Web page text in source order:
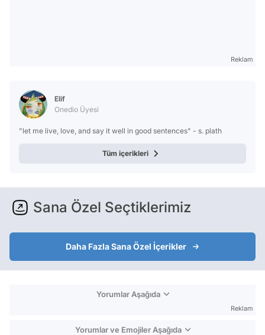
Reklam
Elif
Onedio Üyesi
"let me live, love, and say it well in good sentences" - s. plath
Tüm içerikleri
Sana Özel Seçtiklerimiz
Daha Fazla Sana Özel İçerikler
Yorumlar Aşağıda
Reklam
Yorumlar ve Emojiler Aşağıda